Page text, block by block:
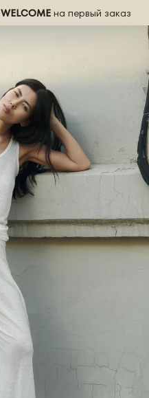
WELCOME на первый заказ